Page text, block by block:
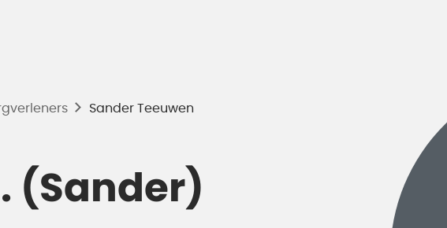
Sander Teeuwen
(Sander)